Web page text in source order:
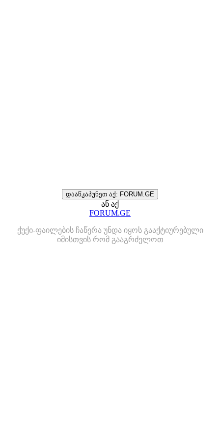
დააწკაპუნეთ აქ: FORUM.GE
ან აქ
FORUM.GE
ქუქი-ფაილების ჩაწერა უნდა იყოს გააქტიურებული
იმისთვის რომ გააგრძელოთ